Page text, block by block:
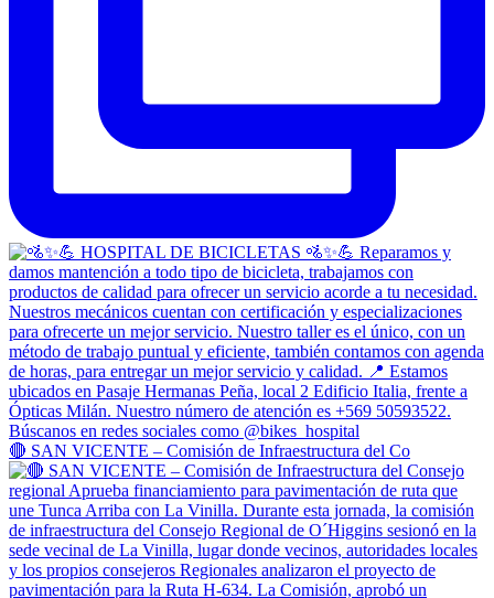
🔴 SAN VICENTE – Comisión de Infraestructura del Co